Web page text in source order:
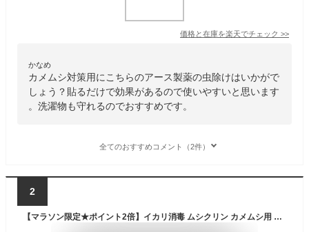
価格と在庫を楽天でチェック >>
かなめ
カメムシ対策用にこちらのアース製薬の虫除けはいかがで
しょう？貼るだけで効果があるので使いやすいと思います
。洗濯物も守れるのでおすすめです。
全てのおすすめコメント（2件）
2
【マラソン限定★ポイント2倍】イカリ消毒 ムシクリン カメムシ用 エアゾール 480mL スプレータイプ 殺虫剤 殺虫 防虫剤